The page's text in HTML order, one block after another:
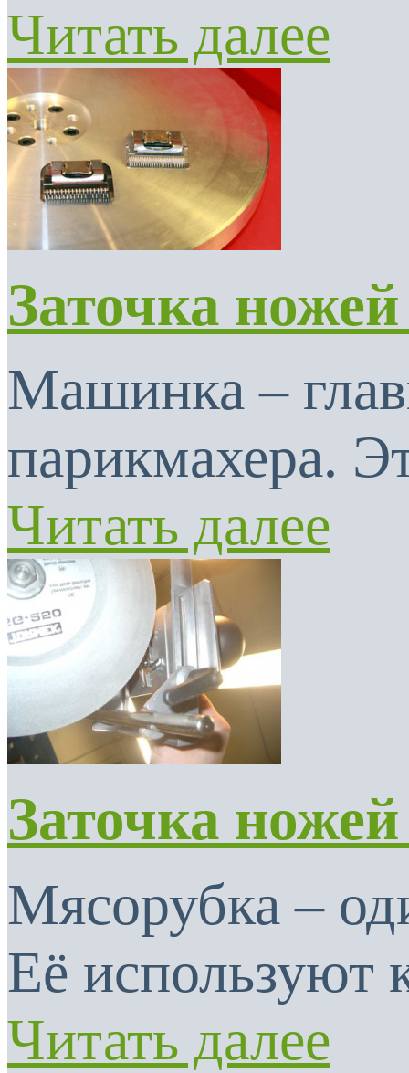
Читать далее
Заточка
Машинка –
парикмахера.
Читать далее
Заточка
Мясорубка –
Её используют
Читать далее